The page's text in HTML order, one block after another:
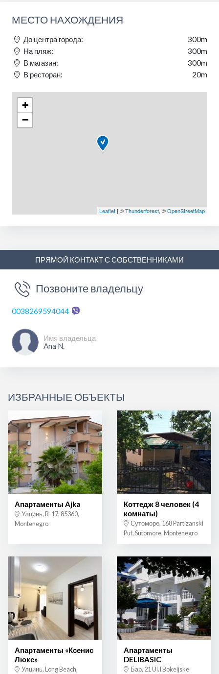
МЕСТО НАХОЖДЕНИЯ
До центра города:
300m
На пляж:
300m
В магазин:
300m
В ресторан:
20m
+
−
Leaflet | ©Thunderforest, ©OpenStreetMap
ПРЯМОЙ КОНТАКТ С СОБСТВЕННИКАМИ
Позвоните владельцу
0038269594044
Имя владельца
Ana N.
ИЗБРАННЫЕ ОБЪЕКТЫ
Апартаменты Ajka
Улцинь, R-17, 85360,
Montenegro
Коттедж 8 человек (4
комнаты)
Сутоморе, 168 Partizanski
Put, Sutomore, Montenegro
Апартаменты «Ксенис
Люкс»
Улцинь, Long Beach,
Апартаменты
DELIBASIC
Бар, 21 Ul.I Bokeljske